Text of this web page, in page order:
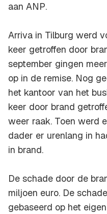
aan ANP.
Arriva in Tilburg werd
keer getroffen door
september gingen
op in de remise. Nog
het kantoor van het
keer door brand
weer raak. Toen werd
dader er urenlang in
in brand.
De schade door de
miljoen euro. De
gebaseerd op het